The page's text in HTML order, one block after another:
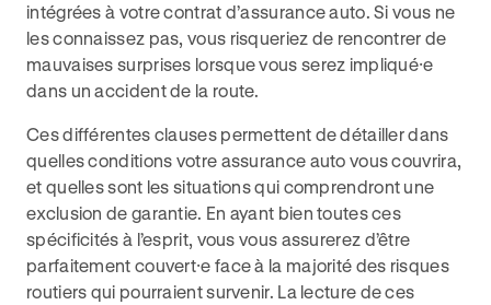
intégrées à votre contrat d’assurance auto. Si vous ne
les connaissez pas, vous risqueriez de rencontrer de
mauvaises surprises lorsque vous serez impliqué⸱e
dans un accident de la route.
Ces différentes clauses permettent de détailler dans
quelles conditions votre assurance auto vous couvrira,
et quelles sont les situations qui comprendront une
exclusion de garantie. En ayant bien toutes ces
spécificités à l’esprit, vous vous assurerez d’être
parfaitement couvert⸱e face à la majorité des risques
routiers qui pourraient survenir. La lecture de ces